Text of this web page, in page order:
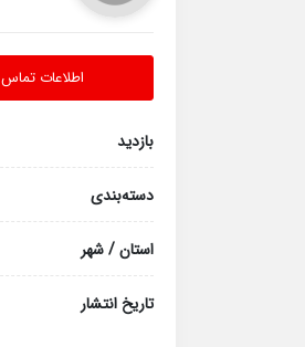
اطلاعات تماس
بازدید
دسته‌بندی
استان / شهر
تاریخ انتشار